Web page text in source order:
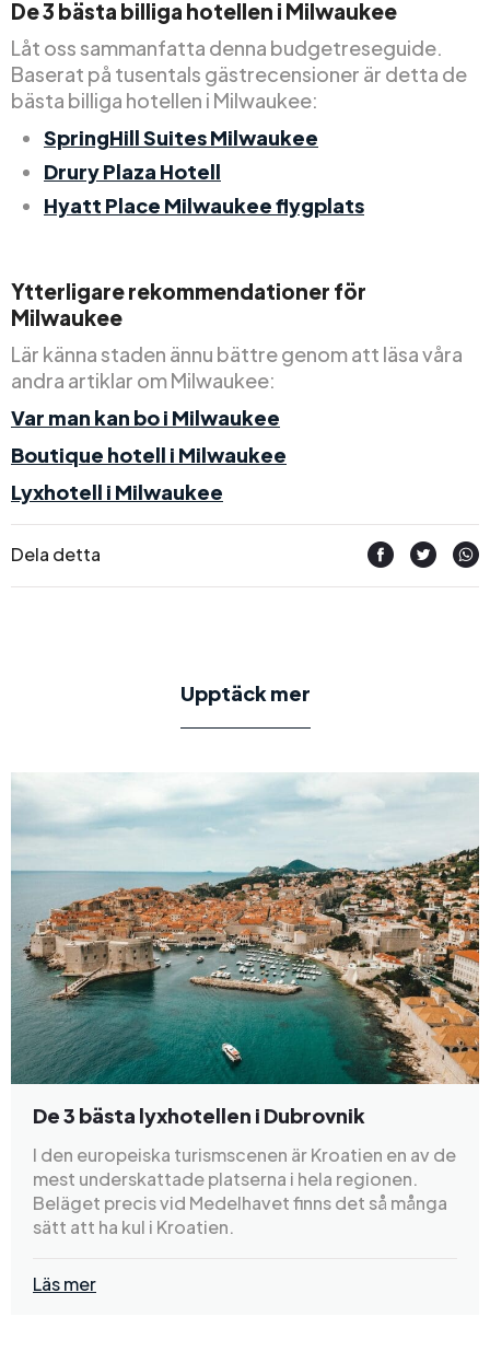
De 3 bästa billiga hotellen i Milwaukee
Låt oss sammanfatta denna budgetreseguide.
Baserat på tusentals gästrecensioner är detta de
bästa billiga hotellen i Milwaukee:
SpringHill Suites Milwaukee
Drury Plaza Hotell
Hyatt Place Milwaukee flygplats
Ytterligare rekommendationer för
Milwaukee
Lär känna staden ännu bättre genom att läsa våra
andra artiklar om Milwaukee:
Var man kan bo i Milwaukee
Boutique hotell i Milwaukee
Lyxhotell i Milwaukee
Dela detta
Upptäck mer
De 3 bästa lyxhotellen i Dubrovnik
I den europeiska turismscenen är Kroatien en av de
mest underskattade platserna i hela regionen.
Beläget precis vid Medelhavet finns det så många
sätt att ha kul i Kroatien.
Läs mer